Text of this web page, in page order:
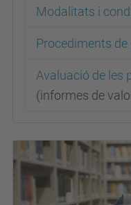
Modalitats i
Procediments de
Avaluació de les
(informes de